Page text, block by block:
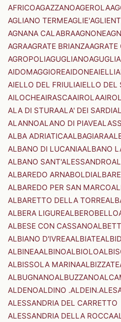
AFRICOAGAZZANOAGEROLA
AGLIANO TERMEAGLIE'
AGNANA CALABRAAGNONE
AGRAAGRATE BRIANZA
AGROPOLIAGUGLIANO
AIDOMAGGIOREAIDONEAIELLI
AIELLO DEL FRIULIAIELLO DEL
AILOCHEAIRASCAAIROLA
ALA DI STURAALA' DEI SARDI
ALANNOALANO DI PIAVE
ALBA ADRIATICAALBAGIARA
ALBANO DI LUCANIAALBANO
ALBANO SANT'ALESSANDRO
ALBAREDO ARNABOLDI
ALBAREDO PER SAN MARCO
ALBARETTO DELLA TORRE
ALBERA LIGUREALBEROBELLO
ALBESE CON CASSANO
ALBIANO D'IVREAALBIATE
ALBINEAALBINOALBIOLO
ALBISSOLA MARINAALBIZZATE
ALBUGNANOALBUZZANO
ALDENOALDINO .ALDEIN.ALES
ALESSANDRIA DEL CARRETTO
ALESSANDRIA DELLA ROCCA